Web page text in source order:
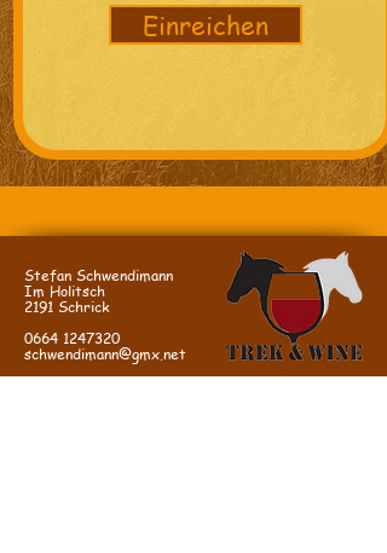
Einreichen
Stefan Schwendimann
Im Holitsch
2191 Schrick
0664 1247320
schwendimann@gmx.net